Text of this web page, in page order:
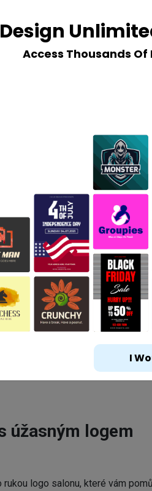
úžasným logem
logo salonu, které vám
Design
Access Thousands
I